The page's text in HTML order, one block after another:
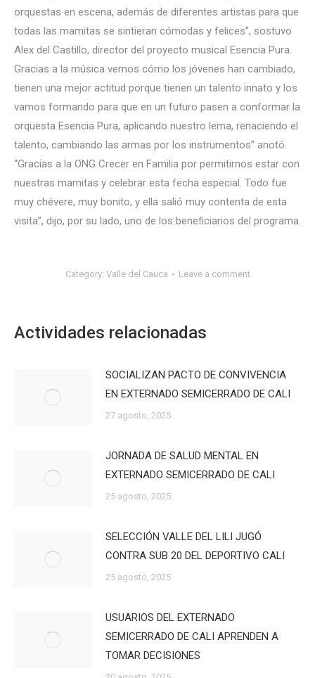
orquestas en escena, además de diferentes artistas para que
todas las mamitas se sintieran cómodas y felices”, sostuvo
Alex del Castillo, director del proyecto musical Esencia Pura.
Gracias a la música vemos cómo los jóvenes han cambiado,
tienen una mejor actitud porque tienen un talento innato y los
vamos formando para que en un futuro pasen a conformar la
orquesta Esencia Pura, aplicando nuestro lema, renaciendo el
talento, cambiando las armas por los instrumentos” anotó.
“Gracias a la ONG Crecer en Familia por permitirnos estar con
nuestras mamitas y celebrar esta fecha especial. Todo fue
muy chévere, muy bonito, y ella salió muy contenta de esta
visita”, dijo, por su lado, uno de los beneficiarios del programa.
Category: Valle del Cauca Leave a comment
Actividades relacionadas
SOCIALIZAN PACTO DE CONVIVENCIA
EN EXTERNADO SEMICERRADO DE CALI
27 agosto, 2025
JORNADA DE SALUD MENTAL EN
EXTERNADO SEMICERRADO DE CALI
25 agosto, 2025
SELECCIÓN VALLE DEL LILI JUGÓ
CONTRA SUB 20 DEL DEPORTIVO CALI
25 agosto, 2025
USUARIOS DEL EXTERNADO
SEMICERRADO DE CALI APRENDEN A
TOMAR DECISIONES